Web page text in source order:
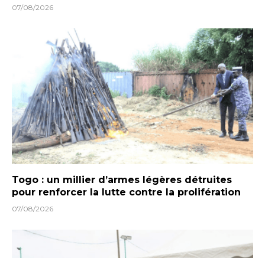
07/08/2026
Togo : un millier d’armes légères détruites
pour renforcer la lutte contre la prolifération
07/08/2026